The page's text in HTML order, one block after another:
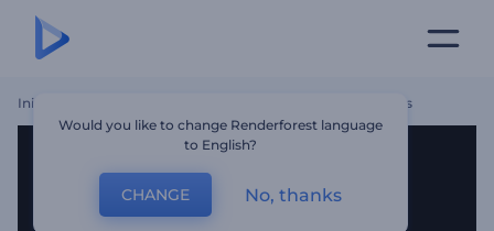
Inicio Introducción Árbol De Partículas Brillantes
Would you like to change Renderforest language
to English?
CHANGE No, thanks